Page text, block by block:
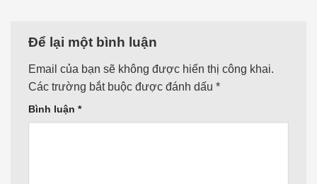
Để lại một bình luận
Email của bạn sẽ không được hiển thị công khai.
Các trường bắt buộc được đánh dấu *
Bình luận *